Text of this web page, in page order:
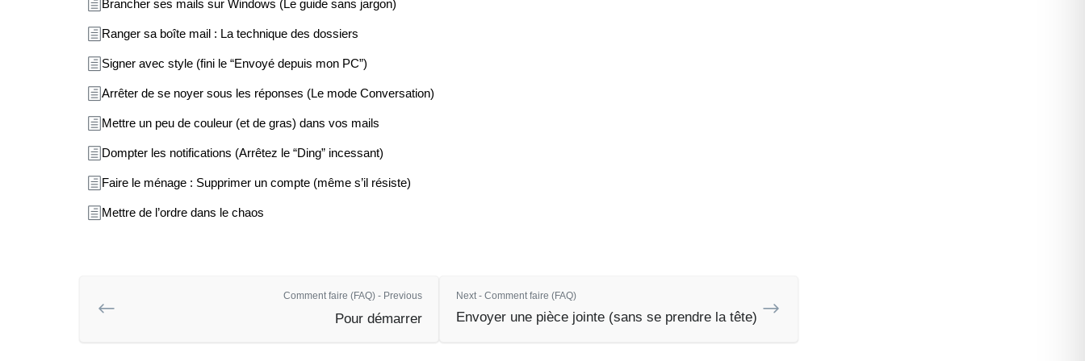
Brancher ses mails sur Windows (Le guide sans jargon)
Ranger sa boîte mail : La technique des dossiers
Signer avec style (fini le “Envoyé depuis mon PC”)
Arrêter de se noyer sous les réponses (Le mode Conversation)
Mettre un peu de couleur (et de gras) dans vos mails
Dompter les notifications (Arrêtez le “Ding” incessant)
Faire le ménage : Supprimer un compte (même s’il résiste)
Mettre de l’ordre dans le chaos
Comment faire (FAQ) - Previous
Pour démarrer
Next - Comment faire (FAQ)
Envoyer une pièce jointe (sans se prendre la tête)